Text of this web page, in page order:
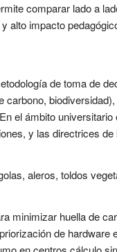
comparar lado a
alto impacto
de toma
el ámbito
y las directrices
aleros, toldos
minimizar huella de
de